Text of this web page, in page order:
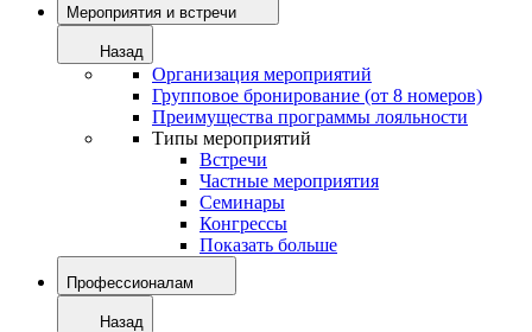
Мероприятия и встречи
Назад
Организация мероприятий
Групповое бронирование (от 8 номеров)
Преимущества программы лояльности
Типы мероприятий
Встречи
Частные мероприятия
Семинары
Конгрессы
Показать больше
Профессионалам
Назад